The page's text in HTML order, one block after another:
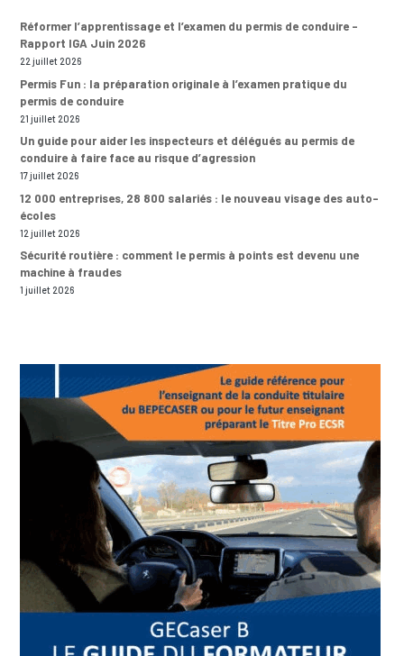
Réformer l’apprentissage et l’examen du permis de conduire –
Rapport IGA Juin 2026
22 juillet 2026
Permis Fun : la préparation originale à l’examen pratique du
permis de conduire
21 juillet 2026
Un guide pour aider les inspecteurs et délégués au permis de
conduire à faire face au risque d’agression
17 juillet 2026
12 000 entreprises, 28 800 salariés : le nouveau visage des auto-
écoles
12 juillet 2026
Sécurité routière : comment le permis à points est devenu une
machine à fraudes
1 juillet 2026